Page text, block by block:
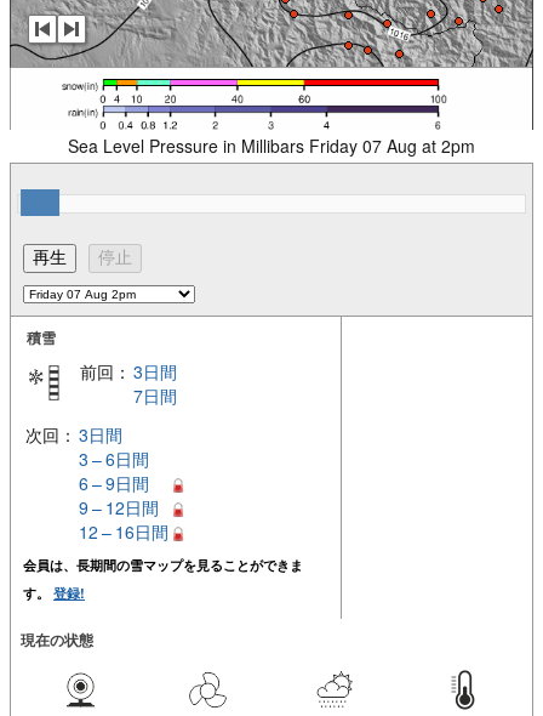
Sea Level Pressure in Millibars Friday 07 Aug at 2pm
積雪
前回： 3日間
7日間
次回： 3日間
3 – 6日間
6 – 9日間
9 – 12日間
12 – 16日間
会員は、長期間の雪マップを見ることができま
す。 登録!
現在の状態